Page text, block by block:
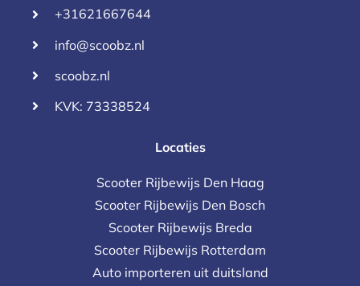
+31621667644
info@scoobz.nl
scoobz.nl
KVK: 73338524
Locaties
Scooter Rijbewijs Den Haag
Scooter Rijbewijs Den Bosch
Scooter Rijbewijs Breda
Scooter Rijbewijs Rotterdam
Auto importeren uit duitsland